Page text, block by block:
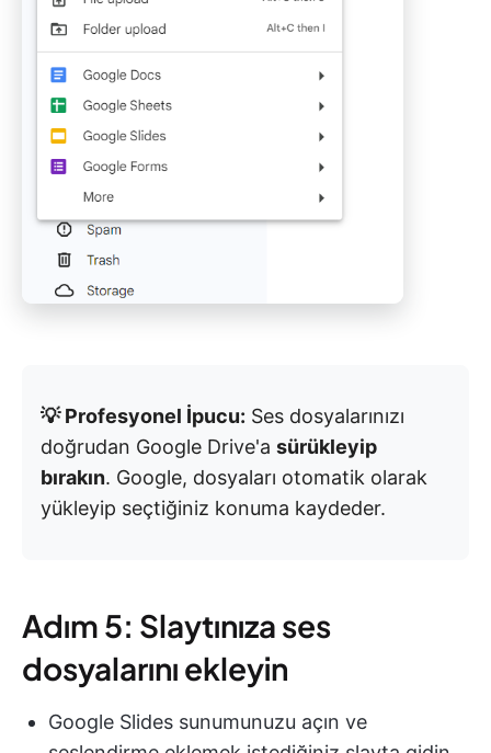
💡 Profesyonel İpucu: Ses dosyalarınızı
doğrudan Google Drive'a sürükleyip
bırakın. Google, dosyaları otomatik olarak
yükleyip seçtiğiniz konuma kaydeder.
Adım 5: Slaytınıza ses
dosyalarını ekleyin
Google Slides sunumunuzu açın ve